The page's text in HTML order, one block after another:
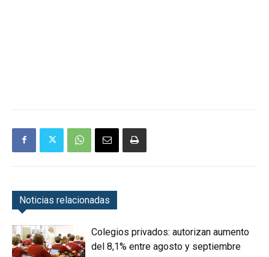
Noticias relacionadas
Colegios privados: autorizan aumento
del 8,1% entre agosto y septiembre